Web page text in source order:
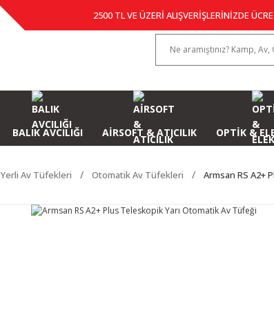
2500 TL VE ÜZERİ ALIŞVERİŞLERİNİZDE
BALIK AVCILIĞI AİRSOFT & ATICILIK OPTİK &
Yerli Av Tüfekleri Otomatik Av Tüfekleri Armsan RS A2+